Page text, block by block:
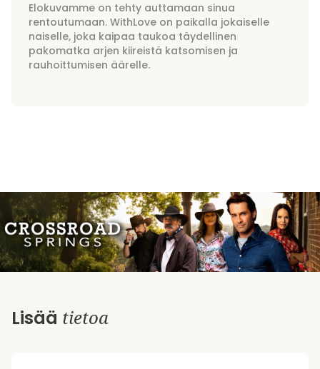
Elokuvamme on tehty auttamaan sinua
rentoutumaan. WithLove on paikalla jokaiselle
naiselle, joka kaipaa taukoa täydellinen
pakomatka arjen kiireistä katsomisen ja
rauhoittumisen äärelle.
Lisää tietoa